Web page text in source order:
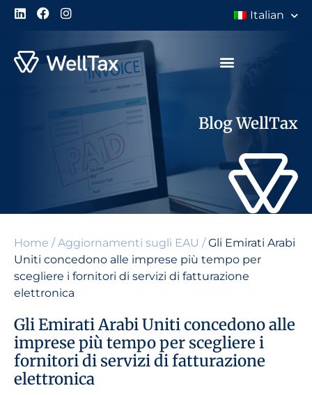
Italian
Blog WellTax
Home /Aggiornamenti sugli EAU /Gli Emirati Arabi
Uniti concedono alle imprese più tempo per
scegliere i fornitori di servizi di fatturazione
elettronica
Gli Emirati Arabi Uniti concedono alle
imprese più tempo per scegliere i
fornitori di servizi di fatturazione
elettronica